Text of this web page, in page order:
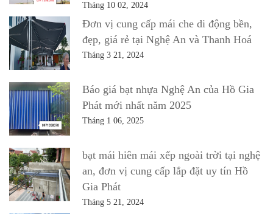
Tháng 10 02, 2024
Đơn vị cung cấp mái che di động bền,
đẹp, giá rẻ tại Nghệ An và Thanh Hoá
Tháng 3 21, 2024
Báo giá bạt nhựa Nghệ An của Hồ Gia
Phát mới nhất năm 2025
Tháng 1 06, 2025
bạt mái hiên mái xếp ngoài trời tại nghệ
an, đơn vị cung cấp lắp đặt uy tín Hồ
Gia Phát
Tháng 5 21, 2024